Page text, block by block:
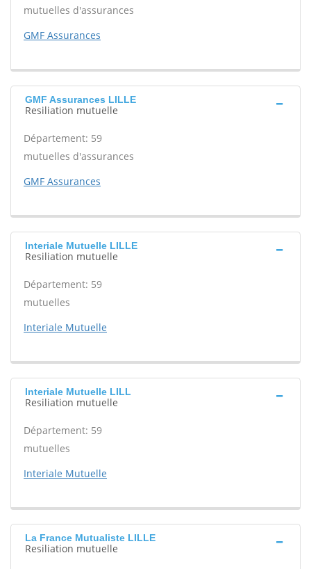
mutuelles d'assurances
GMF Assurances
GMF Assurances LILLE
Resiliation mutuelle
Département: 59
mutuelles d'assurances
GMF Assurances
Interiale Mutuelle LILLE
Resiliation mutuelle
Département: 59
mutuelles
Interiale Mutuelle
Interiale Mutuelle LILL
Resiliation mutuelle
Département: 59
mutuelles
Interiale Mutuelle
La France Mutualiste LILLE
Resiliation mutuelle